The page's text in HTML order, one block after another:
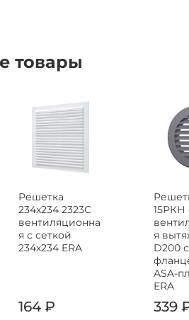
товары
Решетка
234x234 2323С
вентиляционна
я с сеткой
234х234 ERA
164 ₽
15РКН
я
D200 с
ASA-
ERA
339